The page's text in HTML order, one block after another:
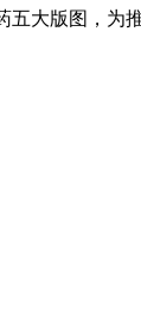
大版图，为